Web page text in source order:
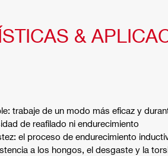
&
trabaje de un modo más eficaz y
de reafilado ni endurecimiento
el proceso de endurecimiento
a los hongos, el desgaste y la